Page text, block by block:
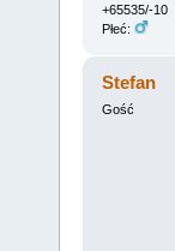
+65535/-10
Płeć:
Stefan
Gość